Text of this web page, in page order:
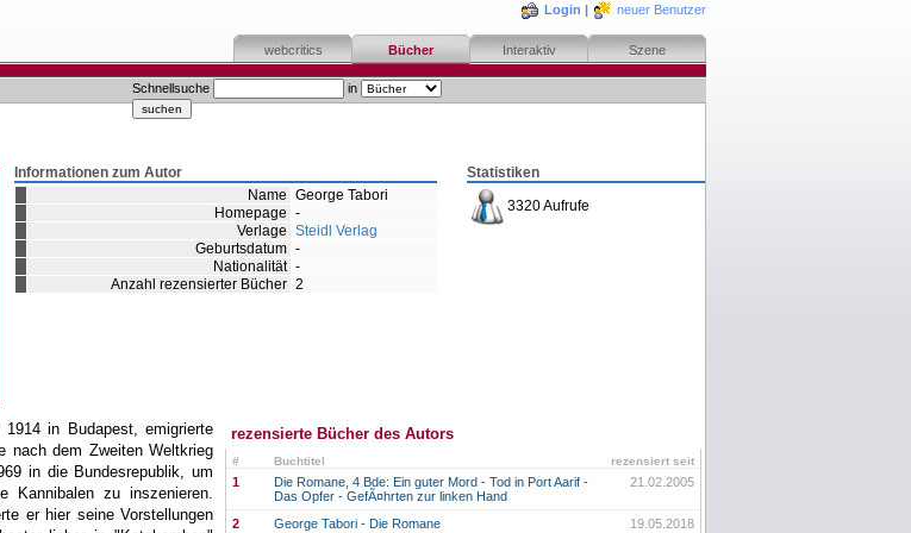
Login | neuer Benutzer
webcritics Bücher Interaktiv Szene
Schnellsuche in
Statistiken
3320 Aufrufe
Informationen zum Autor
Name George Tabori
Homepage -
Verlage Steidl Verlag
Geburtsdatum -
Nationalität -
Anzahl rezensierter Bücher 2
rezensierte Bücher des Autors
# rezensiert seit
Buchtitel
1 21.02.2005
Die Romane, 4 Bde: Ein guter Mord - Tod in Port Aarif -
Das Opfer - GefÃ¤hrten zur linken Hand
2
19.05.2018
George Tabori - Die Romane
1914 in Budapest, emigrierte
nach dem Zweiten Weltkrieg
in die Bundesrepublik, um
Kannibalen zu inszenieren.
er hier seine Vorstellungen